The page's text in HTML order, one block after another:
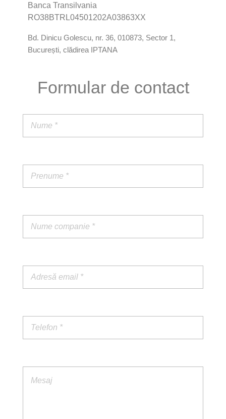
Banca Transilvania
RO38BTRL04501202A03863XX
Bd. Dinicu Golescu, nr. 36, 010873, Sector 1,
București, clădirea IPTANA
Formular de contact